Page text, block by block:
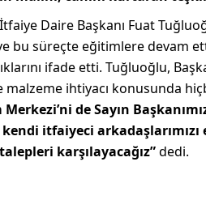
Daire Başkanı Fuat
bu süreçte eğitimlere devam
ifade etti. Tuğluoğlu,
ihtiyacı konusunda
de Sayın
itfaiyeci
karşılayacağız”dedi.